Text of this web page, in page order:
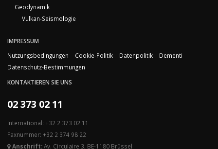
Geodynamik
Vulkan-Seismologie
IMPRESSUM
Nutzungsbedingungen
Cookie-Politik Datenpolitik
Dementi
Datenschutz-Bestimmungen
KONTAKTIEREN SIE UNS
02 373 02 11
International: +32 2 373 02 11
Faxnummer: +32 2 374 98 22
Anschrift:Av. Circulaire 3, BE-1180 Brüssel